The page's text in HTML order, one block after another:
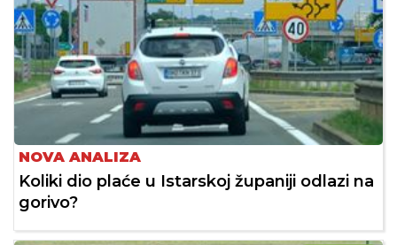
NOVA ANALIZA
Koliki dio plaće u Istarskoj županiji odlazi na
gorivo?